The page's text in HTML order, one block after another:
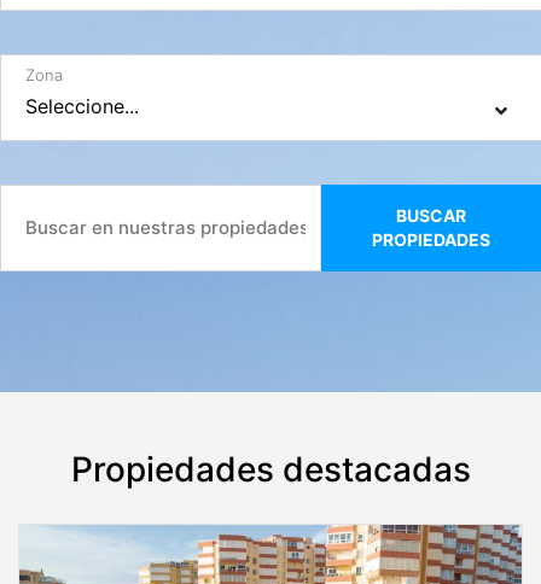
Zona
BUSCAR
PROPIEDADES
Propiedades destacadas